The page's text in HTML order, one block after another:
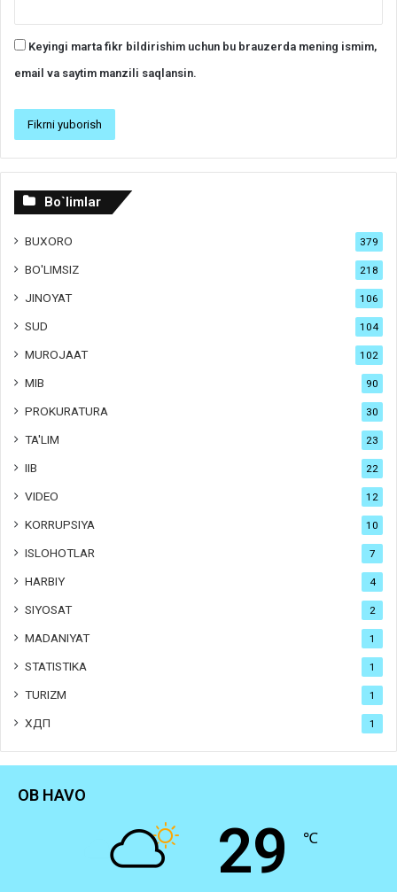
Keyingi marta fikr bildirishim uchun bu brauzerda mening ismim,
email va saytim manzili saqlansin.
Bo`limlar
BUXORO 379
BO'LIMSIZ 218
JINOYAT 106
SUD 104
MUROJAAT 102
MIB 90
PROKURATURA 30
TA'LIM 23
IIB 22
VIDEO 12
KORRUPSIYA 10
ISLOHOTLAR 7
HARBIY 4
SIYOSAT 2
MADANIYAT 1
STATISTIKA 1
TURIZM 1
ХДП 1
OB HAVO
29 ℃